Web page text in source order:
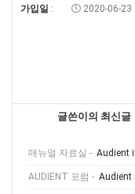
가입일 : 2020-06-23
글쓴이의 최신글
매뉴얼 자료실 - Audient
AUDIENT 포럼 - Audient iD4